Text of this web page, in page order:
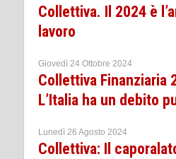
Collettiva. Il 2024 è
lavoro
Giovedì 24 Ottobre 2024
Collettiva Finanziaria
L’Italia ha un debito
Lunedì 26 Agosto 2024
Collettiva: Il